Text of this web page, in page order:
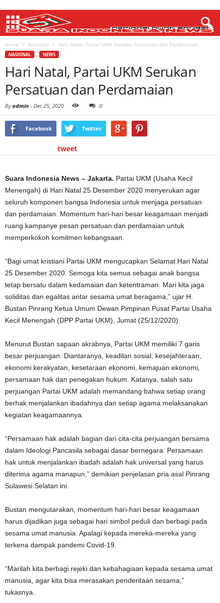
Home Nasional Hari Natal, Partai UKM Serukan Persatuan dan Perdamaian
NASIONAL NEWS
Hari Natal, Partai UKM Serukan
Persatuan dan Perdamaian
Byadmin - Dec 25, 2020 0
Facebook Twitter
tweet
Suara Indonesia News – Jakarta. Partai UKM (Usaha Kecil
Menengah) di Hari Natal 25 Desember 2020 menyerukan agar
seluruh komponen bangsa Indonesia untuk menjaga persatuan
dan perdamaian. Momentum hari-hari besar keagamaan menjadi
ruang kampanye pesan persatuan dan perdamaian untuk
memperkokoh komitmen kebangsaan.
“Bagi umat kristiani Partai UKM mengucapkan Selamat Hari Natal
25 Desember 2020. Semoga kita semua sebagai anak bangsa
tetap bersatu dalam kedamaian dan ketentraman. Mari kita jaga
soliditas dan egalitas antar sesama umat beragama,” ujar H.
Bustan Pinrang Ketua Umum Dewan Pimpinan Pusat Partai Usaha
Kecil Menengah (DPP Partai UKM), Jumat (25/12/2020).
Menurut Bustan sapaan akrabnya, Partai UKM memiliki 7 garis
besar perjuangan. Diantaranya, keadilan sosial, kesejahteraan,
ekonomi kerakyatan, kesetaraan ekonomi, kemajuan ekonomi,
persamaan hak dan penegakan hukum. Katanya, salah satu
perjuangan Partai UKM adalah memandang bahwa setiap orang
berhak menjalankan ibadahnya dan setiap agama melaksanakan
kegiatan keagamaannya.
“Persamaan hak adalah bagian dari cita-cita perjuangan bersama
dalam Ideologi Pancasila sebagai dasar bernegara. Persamaan
hak untuk menjalankan ibadah adalah hak universal yang harus
diterima agama manapun,” demikian penjelasan pria asal Pinrang
Sulawesi Selatan ini.
Bustan mengutarakan, momentum hari-hari besar keagamaan
harus dijadikan juga sebagai hari simbol peduli dan berbagi pada
sesama umat manusia. Apalagi kepada mereka-mereka yang
terkena dampak pandemi Covid-19.
“Marilah kita berbagi rejeki dan kebahagiaan kepada sesama umat
manusia, agar kita bisa merasakan penderitaan sesama,”
tukasnya.